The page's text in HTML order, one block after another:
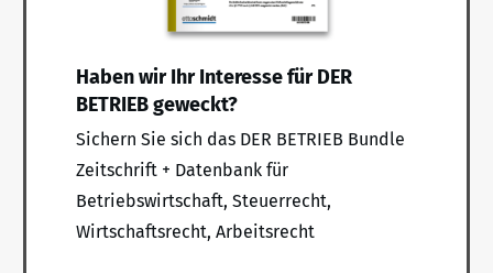
Haben wir Ihr Interesse für DER
BETRIEB geweckt?
Sichern Sie sich das DER BETRIEB Bundle
Zeitschrift + Datenbank für
Betriebswirtschaft, Steuerrecht,
Wirtschaftsrecht, Arbeitsrecht